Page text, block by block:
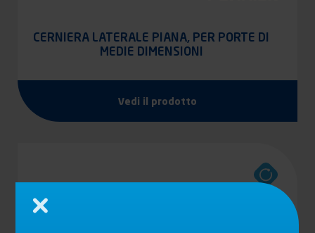
CERNIERA LATERALE PIANA, PER PORTE DI
MEDIE DIMENSIONI
Vedi il prodotto